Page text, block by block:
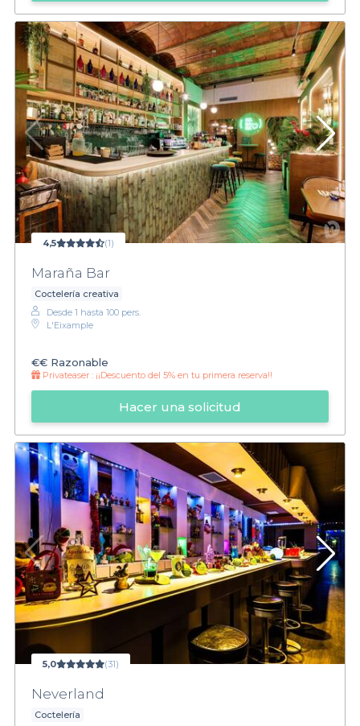
4,5 (1)
Maraña Bar
Coctelería creativa
Desde 1 hasta 100 pers.
L'Eixample
€€ Razonable
Privateaser : ¡¡Descuento del 5% en tu primera reserva!!
Hacer una solicitud
5,0 (31)
Neverland
Coctelería